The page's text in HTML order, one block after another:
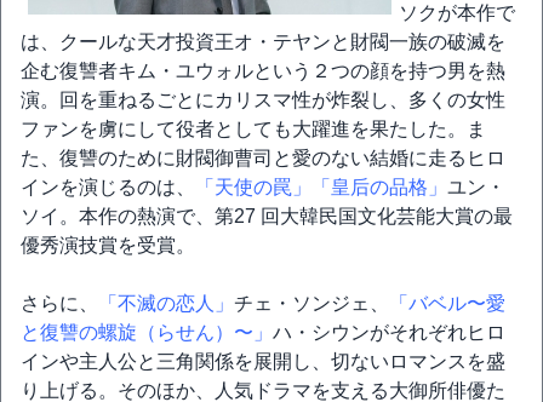
ソクが本作で
は、クールな天才投資王オ・テヤンと財閥一族の破滅を
企む復讐者キム・ユウォルという２つの顔を持つ男を熱
演。回を重ねるごとにカリスマ性が炸裂し、多くの女性
ファンを虜にして役者としても大躍進を果たした。ま
た、復讐のために財閥御曹司と愛のない結婚に走るヒロ
インを演じるのは、
「天使の罠」 「皇后の品格」 ユン・
ソイ。本作の熱演で、第27 回大韓民国文化芸能大賞の最
優秀演技賞を受賞。
さらに、 「不滅の恋人」 チェ・ソンジェ、
「バベル〜愛
と復讐の螺旋（らせん）〜」 ハ・シウンがそれぞれヒロ
インや主人公と三角関係を展開し、切ないロマンスを盛
り上げる。そのほか、人気ドラマを支える大御所俳優た